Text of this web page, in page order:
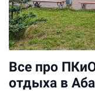
Все про
отдыха в